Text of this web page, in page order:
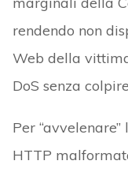
rendendo non
Web della
DoS senza
Per
HTTP